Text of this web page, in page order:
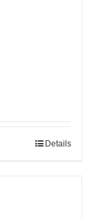
Details